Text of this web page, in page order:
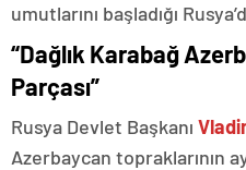
umutlarını başladığı
“Dağlık Karabağ
Parçası”
Rusya Devlet Başkanı
Azerbaycan topraklarının